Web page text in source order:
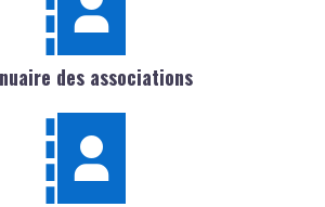
des associations